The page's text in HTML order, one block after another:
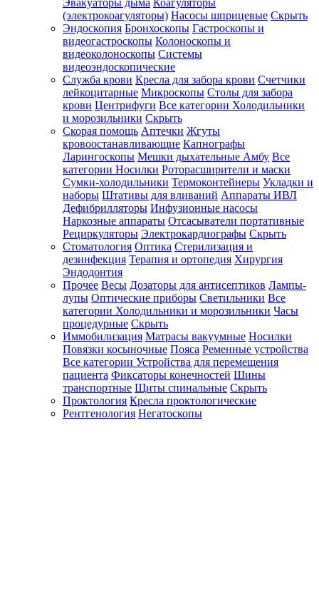
Эвакуаторы дыма Коагуляторы
(электрокоагуляторы) Насосы шприцевые Скрыть
Эндоскопия Бронхоскопы Гастроскопы и
видеогастроскопы Колоноскопы и
видеоколоноскопы Системы
видеоэндоскопические
Служба крови Кресла для забора крови Счетчики
лейкоцитарные Микроскопы Столы для забора
крови Центрифуги Все категории Холодильники
и морозильники Скрыть
Скорая помощь Аптечки Жгуты
кровоостанавливающие Капнографы
Ларингоскопы Мешки дыхательные Амбу Все
категории Носилки Роторасширители и маски
Сумки-холодильники Термоконтейнеры Укладки и
наборы Штативы для вливаний Аппараты ИВЛ
Дефибрилляторы Инфузионные насосы
Наркозные аппараты Отсасыватели портативные
Рециркуляторы Электрокардиографы Скрыть
Стоматология Оптика Стерилизация и
дезинфекция Терапия и ортопедия Хирургия
Эндодонтия
Прочее Весы Дозаторы для антисептиков Лампы-
лупы Оптические приборы Светильники Все
категории Холодильники и морозильники Часы
процедурные Скрыть
Иммобилизация Матрасы вакуумные Носилки
Повязки косыночные Пояса Ременные устройства
Все категории Устройства для перемещения
пациента Фиксаторы конечностей Шины
транспортные Щиты спинальные Скрыть
Проктология Кресла проктологические
Рентгенология Негатоскопы